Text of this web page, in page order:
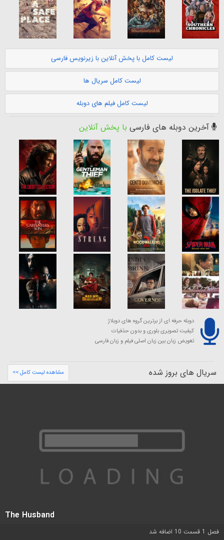
لیست کامل با پخش آنلاین با زیرنویس فارسی
لیست کامل سریال ها
لیست کامل فیلم های دوبله
آخرین دوبله های فارسی با پخش آنلاین
دوبله حرفه ای از برترین گروه های دوبلاژ
کیفیت تصویری بلوری و بدون حذفیات
تعویض زبان بین زبان اصلی فیلم و زبان فارسی
سریال های بروز شده مشاهده لیست کامل >>
The Husband
فصل 1 قسمت 10 اضافه شد